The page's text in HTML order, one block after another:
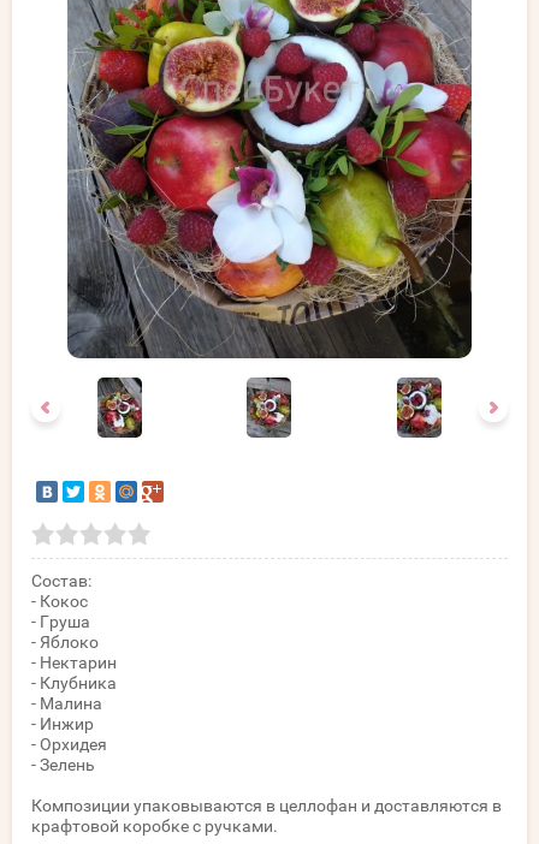
Состав:
- Кокос
- Груша
- Яблоко
- Нектарин
- Клубника
- Малина
- Инжир
- Орхидея
- Зелень
Композиции упаковываются в целлофан и доставляются в
крафтовой коробке с ручками.